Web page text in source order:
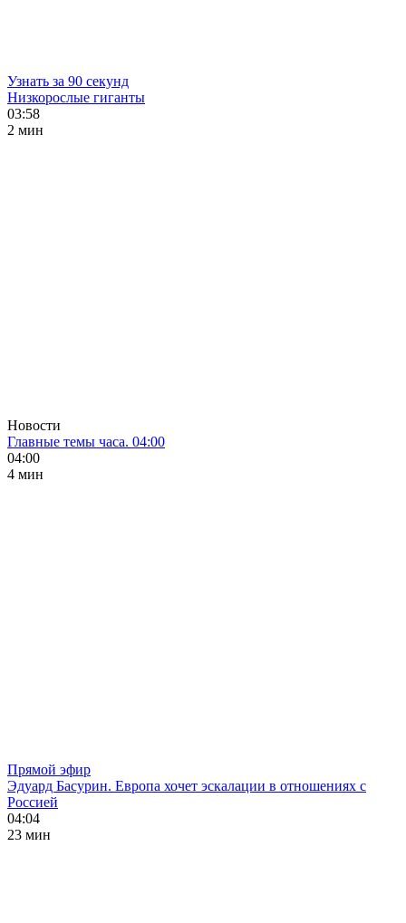
Узнать за 90 секунд
Низкорослые гиганты
03:58
2 мин
Новости
Главные темы часа. 04:00
04:00
4 мин
Прямой эфир
Эдуард Басурин. Европа хочет эскалации в отношениях с
Россией
04:04
23 мин